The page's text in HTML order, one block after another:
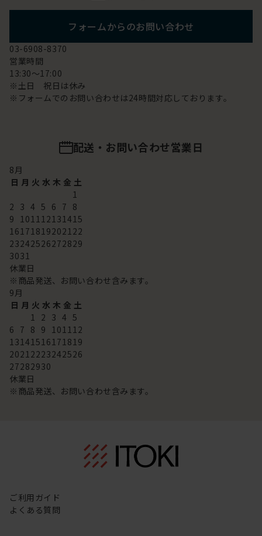
フォームからのお問い合わせ
03-6908-8370
営業時間
13:30～17:00
※土日 祝日は休み
※フォームでのお問い合わせは24時間対応しております。
配送・お問い合わせ営業日
8月
日 月 火 水 木 金 土
1
2 3 4 5 6 7 8
9 101112131415
16171819202122
23242526272829
3031
休業日
※商品発送、お問い合わせ含みます。
9月
日 月 火 水 木 金 土
1 2 3 4 5
6 7 8 9 101112
13141516171819
20212223242526
27282930
休業日
※商品発送、お問い合わせ含みます。
ご利用ガイド
よくある質問